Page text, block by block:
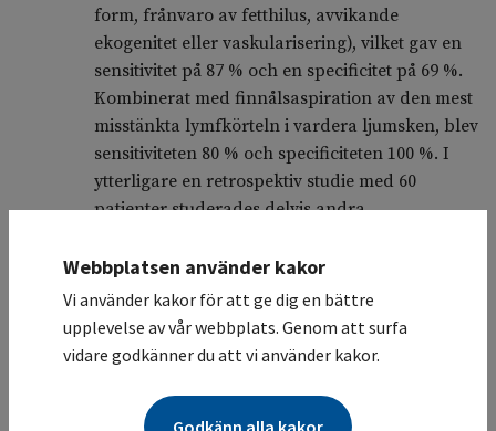
form, frånvaro av fetthilus, avvikande
ekogenitet eller vaskularisering), vilket gav en
sensitivitet på 87 % och en specificitet på 69 %.
Kombinerat med finnålsaspiration av den mest
misstänkta lymfkörteln i vardera ljumsken, blev
sensitiviteten 80 % och specificiteten 100 %. I
ytterligare en retrospektiv studie med 60
patienter studerades delvis andra
lymfkörtlar (frånvaro av fetthilus,
oregelbunden form, kortikal diameter ≥ 4 mm
och perifer vaskularisering), vilket gav en
sensitivitet på 76 % och en specificitet på 91 %.
Ultraljud som metod är starkt
Webbplatsen använder kakor
Vi använder kakor för att ge dig en bättre
upplevelse av vår webbplats. Genom att surfa
vidare godkänner du att vi använder kakor.
Godkänn alla kakor